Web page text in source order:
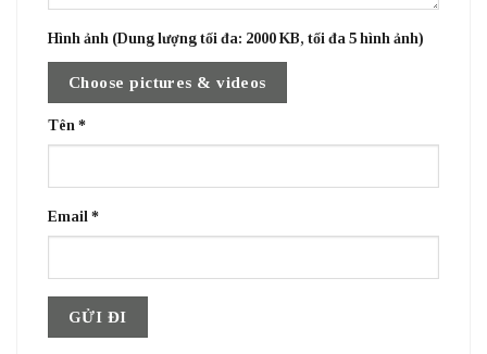
Hình ảnh (Dung lượng tối đa: 2000 KB, tối đa 5 hình ảnh)
Choose pictures & videos
Tên *
Email *